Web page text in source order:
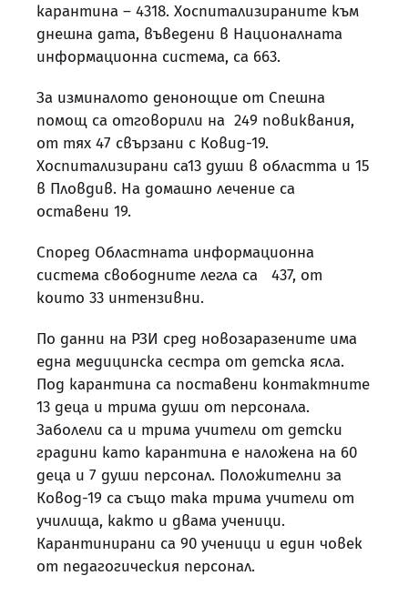
карантина – 4318. Хоспитализираните към
днешна дата, въведени в Националната
информационна система, са 663.
За изминалото денонощие от Спешна
помощ са отговорили на 249 повиквания,
от тях 47 свързани с Ковид-19.
Хоспитализирани са13 души в областта и 15
в Пловдив. На домашно лечение са
оставени 19.
Според Областната информационна
система свободните легла са 437, от
които 33 интензивни.
По данни на РЗИ сред новозаразените има
една медицинска сестра от детска ясла.
Под карантина са поставени контактните
13 деца и трима души от персонала.
Заболели са и трима учители от детски
градини като карантина е наложена на 60
деца и 7 души персонал. Положителни за
Ковод-19 са също така трима учители от
училища, както и двама ученици.
Карантинирани са 90 ученици и един човек
от педагогическия персонал.